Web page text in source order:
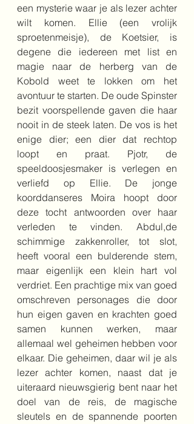
een mysterie waar je als lezer achter
wilt komen. Ellie (een vrolijk
sproetenmeisje), de Koetsier, is
degene die iedereen met list en
magie naar de herberg van de
Kobold weet te lokken om het
avontuur te starten. De oude Spinster
bezit voorspellende gaven die haar
nooit in de steek laten. De vos is het
enige dier; een dier dat rechtop
loopt en praat. Pjotr, de
speeldoosjesmaker is verlegen en
verliefd op Ellie. De jonge
koorddanseres Moira hoopt door
deze tocht antwoorden over haar
verleden te vinden. Abdul,de
schimmige zakkenroller, tot slot,
heeft vooral een bulderende stem,
maar eigenlijk een klein hart vol
verdriet. Een prachtige mix van goed
omschreven personages die door
hun eigen gaven en krachten goed
samen kunnen werken, maar
allemaal wel geheimen hebben voor
elkaar. Die geheimen, daar wil je als
lezer achter komen, naast dat je
uiteraard nieuwsgierig bent naar het
doel van de reis, de magische
sleutels en de spannende poorten